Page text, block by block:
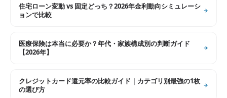
住宅ローン変動 vs 固定どっち？2026年金利動向シミュレーシ
ョンで比較
医療保険は本当に必要か？年代・家族構成別の判断ガイド
【2026年】
クレジットカード還元率の比較ガイド｜カテゴリ別最強の1枚
の選び方